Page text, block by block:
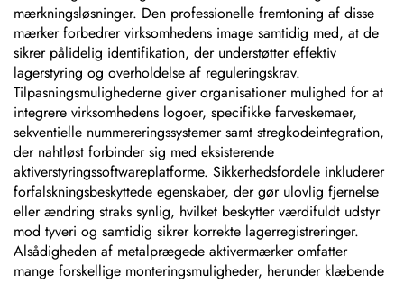
mærkningsløsninger. Den professionelle fremtoning af disse
mærker forbedrer virksomhedens image samtidig med, at de
sikrer pålidelig identifikation, der understøtter effektiv
lagerstyring og overholdelse af reguleringskrav.
Tilpasningsmulighederne giver organisationer mulighed for at
integrere virksomhedens logoer, specifikke farveskemaer,
sekventielle nummereringssystemer samt stregkodeintegration,
der nahtløst forbinder sig med eksisterende
aktiverstyringssoftwareplatforme. Sikkerhedsfordele inkluderer
forfalskningsbeskyttede egenskaber, der gør ulovlig fjernelse
eller ændring straks synlig, hvilket beskytter værdifuldt udstyr
mod tyveri og samtidig sikrer korrekte lagerregistreringer.
Alsådigheden af metalprægede aktivermærker omfatter
mange forskellige monteringsmuligheder, herunder klæbende